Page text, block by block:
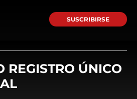
SUSCRIBIRSE
REGISTRO ÚNICO